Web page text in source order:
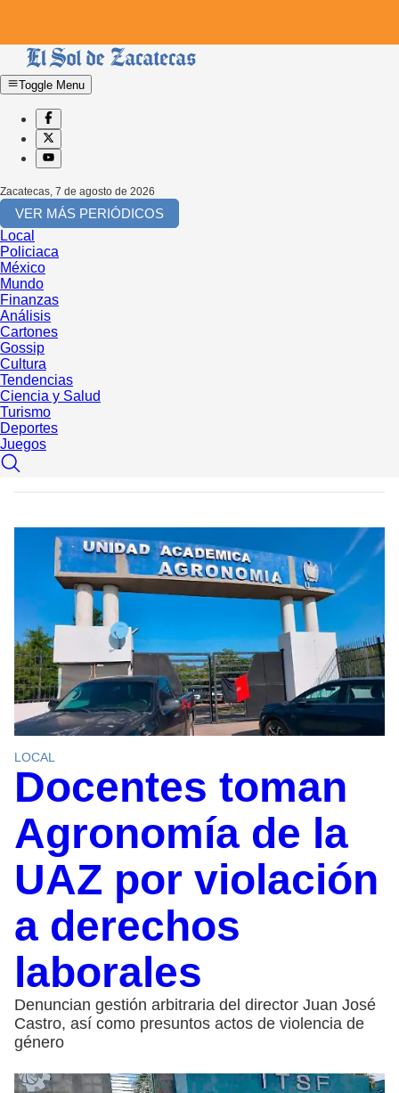
Toggle Menu
Zacatecas, 7 de agosto de 2026
VER MÁS PERIÓDICOS
Local
Policiaca
México
Mundo
Finanzas
Análisis
Cartones
Gossip
Cultura
Tendencias
Ciencia y Salud
Turismo
Deportes
Juegos
LOCAL
Docentes toman
Agronomía de la
UAZ por violación
a derechos
laborales
Denuncian gestión arbitraria del director Juan José
Castro, así como presuntos actos de violencia de
género